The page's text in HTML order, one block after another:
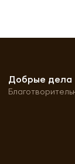
Добрые дела